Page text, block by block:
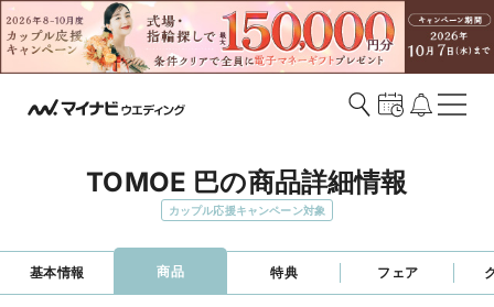
TOMOE 巴の商品詳細情報
カップル応援キャンペーン対象
基本情報 商品 特典 フェア